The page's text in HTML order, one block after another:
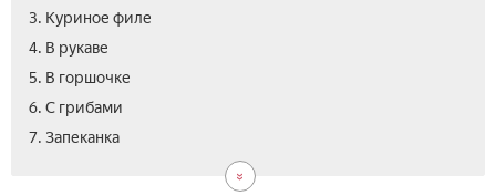
3. Куриное филе
4. В рукаве
5. В горшочке
6. С грибами
7. Запеканка